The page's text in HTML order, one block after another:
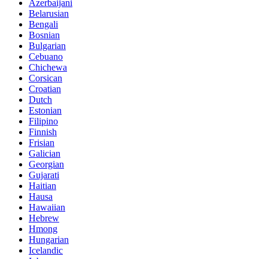
Azerbaijani
Belarusian
Bengali
Bosnian
Bulgarian
Cebuano
Chichewa
Corsican
Croatian
Dutch
Estonian
Filipino
Finnish
Frisian
Galician
Georgian
Gujarati
Haitian
Hausa
Hawaiian
Hebrew
Hmong
Hungarian
Icelandic